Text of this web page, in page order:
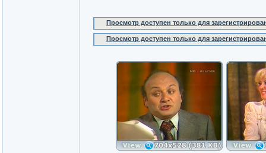
Просмотр доступен только для
Просмотр доступен только для